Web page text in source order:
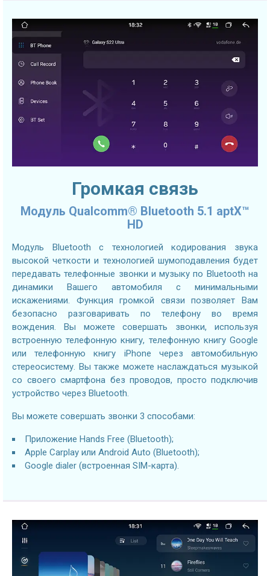
Громкая связь
Модуль Qualcomm® Bluetooth 5.1 aptX™
HD
Модуль Bluetooth с технологией кодирования звука
высокой четкости и технологией шумоподавления будет
передавать телефонные звонки и музыку по Bluetooth на
динамики Вашего автомобиля с минимальными
искажениями. Функция громкой связи позволяет Вам
безопасно разговаривать по телефону во время
вождения. Вы можете совершать звонки, используя
встроенную телефонную книгу, телефонную книгу Google
или телефонную книгу iPhone через автомобильную
стереосистему. Вы также можете наслаждаться музыкой
со своего смартфона без проводов, просто подключив
устройство через Bluetooth.
Вы можете совершать звонки 3 способами:
Приложение Hands Free (Bluetooth);
Apple Carplay или Android Auto (Bluetooth);
Google dialer (встроенная SIM-карта).